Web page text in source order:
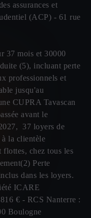
assurances et
(ACP) - 61 rue
37 mois et 30000
(5), incluant perte
professionnels et
jusqu'au
CUPRA Tavascan
avant le
37 loyers de
à la clientèle
flottes, chez tous les
Perte
dans les loyers.
ICARE
€ - RCS Nanterre :
Boulogne